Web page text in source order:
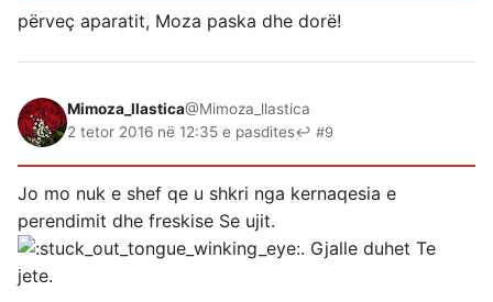
përveç aparatit, Moza paska dhe dorë!
Mimoza_llastica@Mimoza_llastica
2 tetor 2016 në 12:35 e pasdites↩ #9
Jo mo nuk e shef qe u shkri nga kernaqesia e
perendimit dhe freskise Se ujit.
. Gjalle duhet Te
jete.